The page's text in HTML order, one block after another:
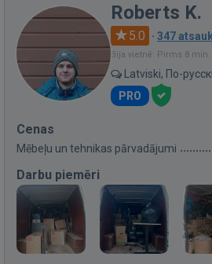
Roberts K.
5.0 · 347
Bija vietnē: Pirms 8 min.
Latviski, По-
PRO
Cenas
Mēbeļu un tehnikas pārvadājumi
Darbu piemēri